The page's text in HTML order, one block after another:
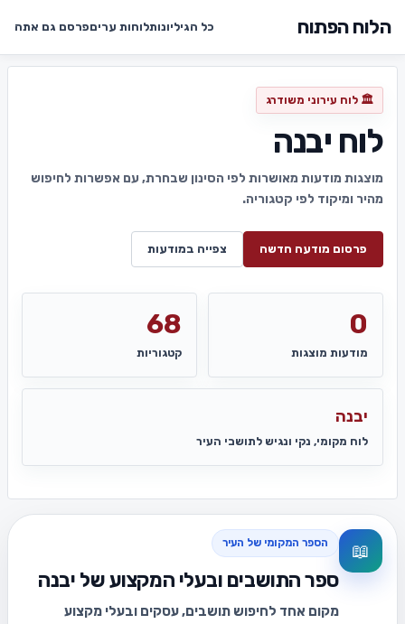
הלוח הפתוח כל הגיליונותלוחות עריםפרסם גם אתה
🏛️ לוח עירוני משודרג
לוח יבנה
מוצגות מודעות מאושרות לפי הסינון שבחרת, עם אפשרות לחיפוש
מהיר ומיקוד לפי קטגוריה.
פרסום מודעה חדשה צפייה במודעות
0
מודעות מוצגות
68
קטגוריות
יבנה
לוח מקומי, נקי ונגיש לתושבי העיר
📖 הספר המקומי של העיר
ספר התושבים ובעלי המקצוע של יבנה
מקום אחד לחיפוש תושבים, עסקים ובעלי מקצוע